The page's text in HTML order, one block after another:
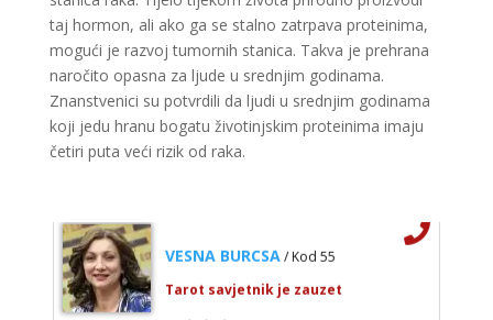
taj hormon, ali ako ga se stalno zatrpava proteinima,
mogući je razvoj tumornih stanica. Takva je prehrana
naročito opasna za ljude u srednjim godinama.
Znanstvenici su potvrdili da ljudi u srednjim godinama
koji jedu hranu bogatu životinjskim proteinima imaju
četiri puta veći rizik od raka.
TEHNIKE:astrologija, tarot, numerološki tarot, visak, feng
shui numerologija, anđeoski brojevi, tumačenje snova,
rune, kristali, reiki, terapija bojama, anđeoske karte,
iscjeljivanje anđeoskim energijama
Broj tel: 064/600-600
tel:0,93€ - mob:1,12€ min
VESNA BURCSA / Kod 55
Tarot savjetnik je zauzet
TEHNIKE:tarot, psihološki razgovori